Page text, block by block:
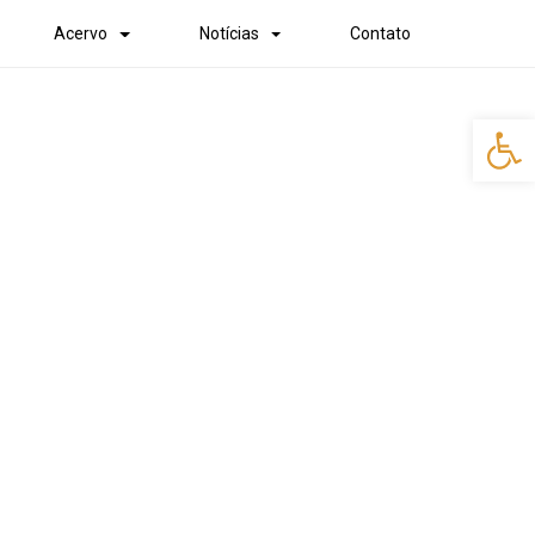
Acervo Notícias Contato